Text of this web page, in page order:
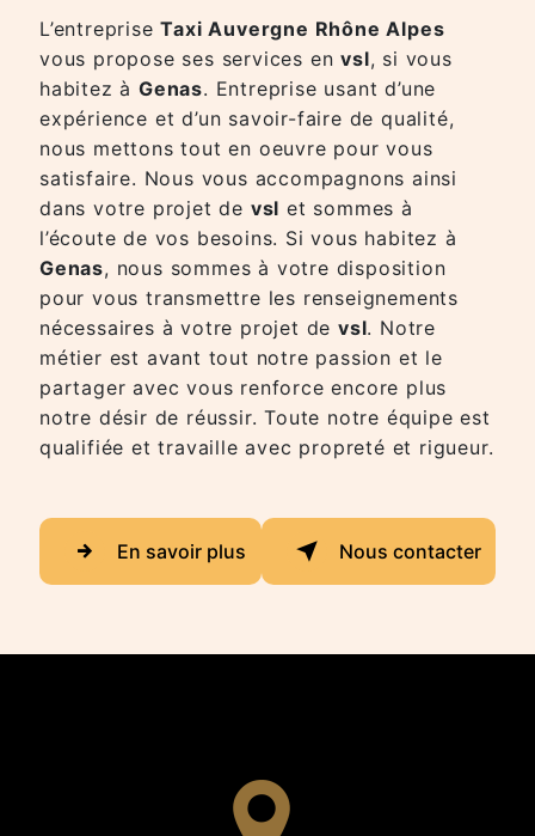
L’entrepriseTaxi Auvergne Rhône Alpes
vous propose ses services envsl, si vous
habitez àGenas. Entreprise usant d’une
expérience et d’un savoir-faire de qualité,
nous mettons tout en oeuvre pour vous
satisfaire. Nous vous accompagnons ainsi
dans votre projet de vsl et sommes à
l’écoute de vos besoins. Si vous habitez à
Genas, nous sommes à votre disposition
pour vous transmettre les renseignements
nécessaires à votre projet devsl. Notre
métier est avant tout notre passion et le
partager avec vous renforce encore plus
notre désir de réussir. Toute notre équipe est
qualifiée et travaille avec propreté et rigueur.
En savoir plus Nous contacter